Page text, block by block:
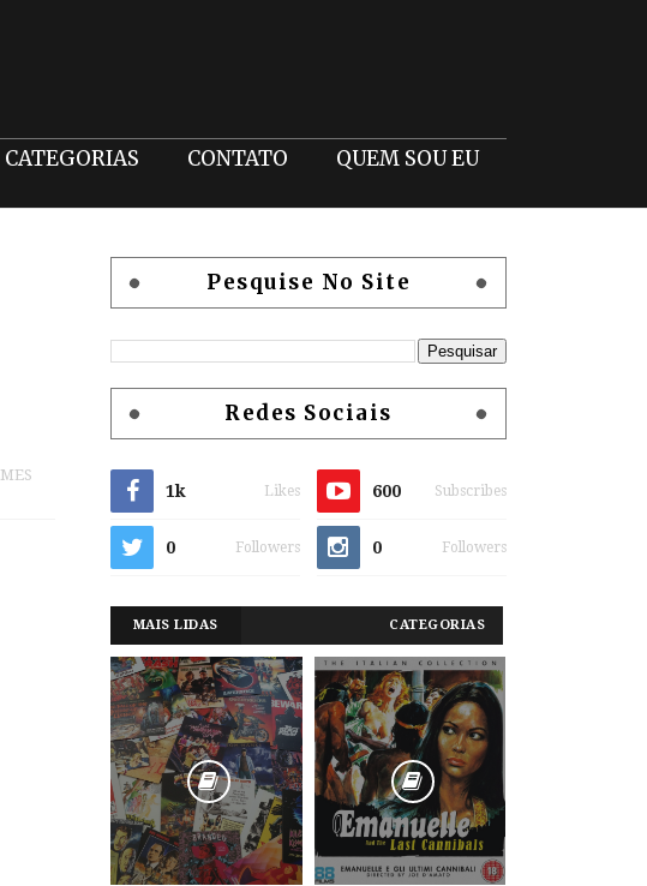
CATEGORIAS CONTATO QUEM SOU EU
Pesquise No Site
Redes Sociais
1k Likes 600 Subscribes
0 Followers 0 Followers
MAIS LIDAS CATEGORIAS